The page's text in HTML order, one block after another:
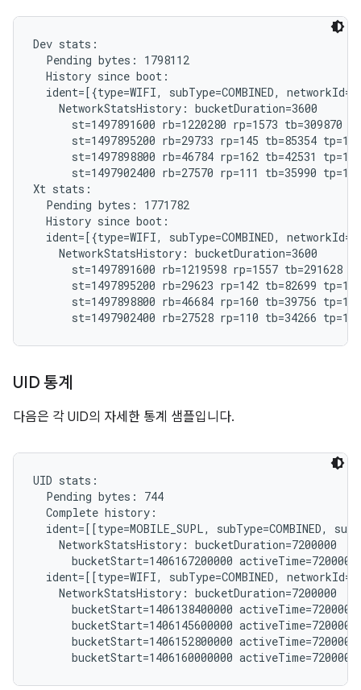
Dev stats:
  Pending bytes: 1798112
  History since boot:
ident=[{type=WIFI, subType=COMBINED,
    NetworkStatsHistory: bucketDuration=3600
st=1497891600 rb=1220280 rp=1573 tb=309870
st=1497895200 rb=29733 rp=145 tb=85354
st=1497898800 rb=46784 rp=162 tb=42531
st=1497902400 rb=27570 rp=111 tb=35990
Xt stats:
  Pending bytes: 1771782
  History since boot:
ident=[{type=WIFI, subType=COMBINED,
    NetworkStatsHistory: bucketDuration=3600
st=1497891600 rb=1219598 rp=1557 tb=291628
st=1497895200 rb=29623 rp=142 tb=82699
st=1497898800 rb=46684 rp=160 tb=39756
UID 통계
다음은 각 UID의 자세한 통계 샘플입니다.
UID stats:
  Pending bytes: 744
  Complete history:
ident=[[type=MOBILE_SUPL, subType=COMBINED,
    NetworkStatsHistory: bucketDuration=7200000
bucketStart=1406167200000
ident=[[type=WIFI, subType=COMBINED,
    NetworkStatsHistory: bucketDuration=7200000
bucketStart=1406138400000
bucketStart=1406145600000
bucketStart=1406152800000